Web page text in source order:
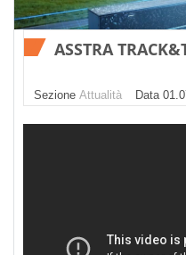
ASSTRA
Sezione Attualità Datа